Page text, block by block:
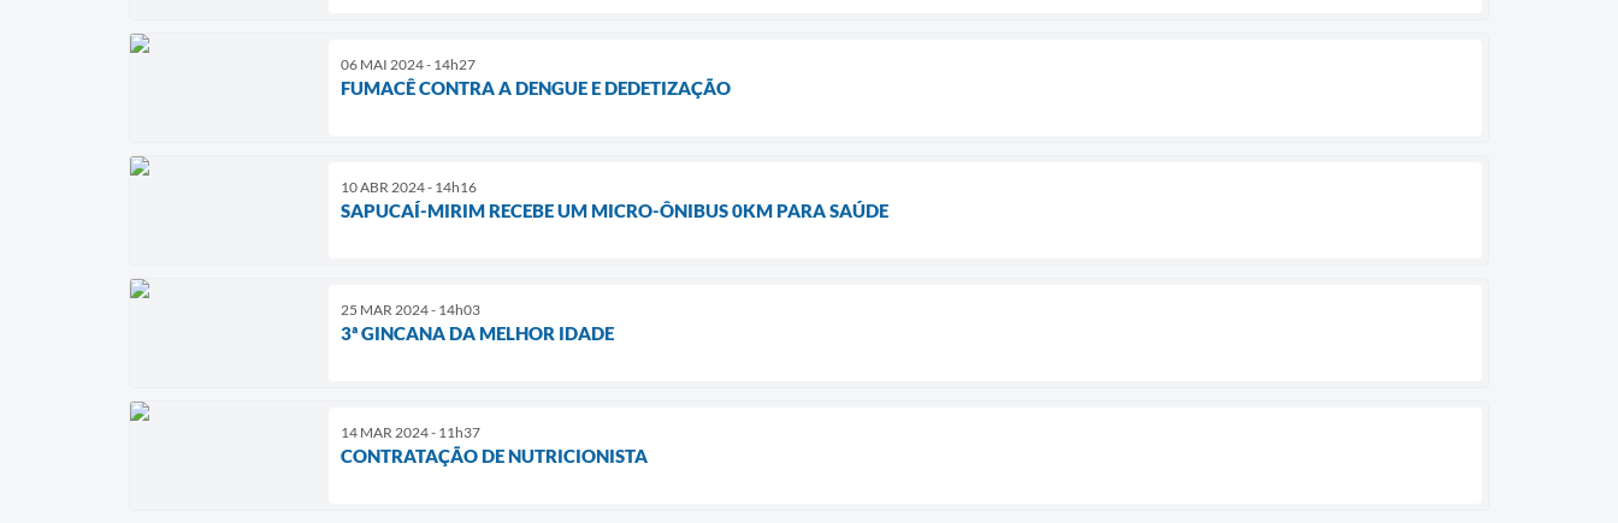
06 MAI 2024 - 14h27
FUMACÊ CONTRA A DENGUE E DEDETIZAÇÃO
10 ABR 2024 - 14h16
SAPUCAÍ-MIRIM RECEBE UM MICRO-ÔNIBUS 0KM PARA SAÚDE
25 MAR 2024 - 14h03
3ª GINCANA DA MELHOR IDADE
14 MAR 2024 - 11h37
CONTRATAÇÃO DE NUTRICIONISTA